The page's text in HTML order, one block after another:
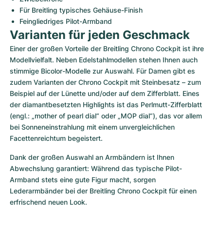
Für Breitling typisches Gehäuse-Finish
Feingliedriges Pilot-Armband
Varianten für jeden Geschmack
Einer der großen Vorteile der Breitling Chrono Cockpit ist ihre
Modellvielfalt. Neben Edelstahlmodellen stehen Ihnen auch
stimmige Bicolor-Modelle zur Auswahl. Für Damen gibt es
zudem Varianten der Chrono Cockpit mit Steinbesatz – zum
Beispiel auf der Lünette und/oder auf dem Zifferblatt. Eines
der diamantbesetzten Highlights ist das Perlmutt-Zifferblatt
(engl.: „mother of pearl dial“ oder „MOP dial“), das vor allem
bei Sonneneinstrahlung mit einem unvergleichlichen
Facettenreichtum begeistert.
Dank der großen Auswahl an Armbändern ist Ihnen
Abwechslung garantiert: Während das typische Pilot-
Armband stets eine gute Figur macht, sorgen
Lederarmbänder bei der Breitling Chrono Cockpit für einen
erfrischend neuen Look.